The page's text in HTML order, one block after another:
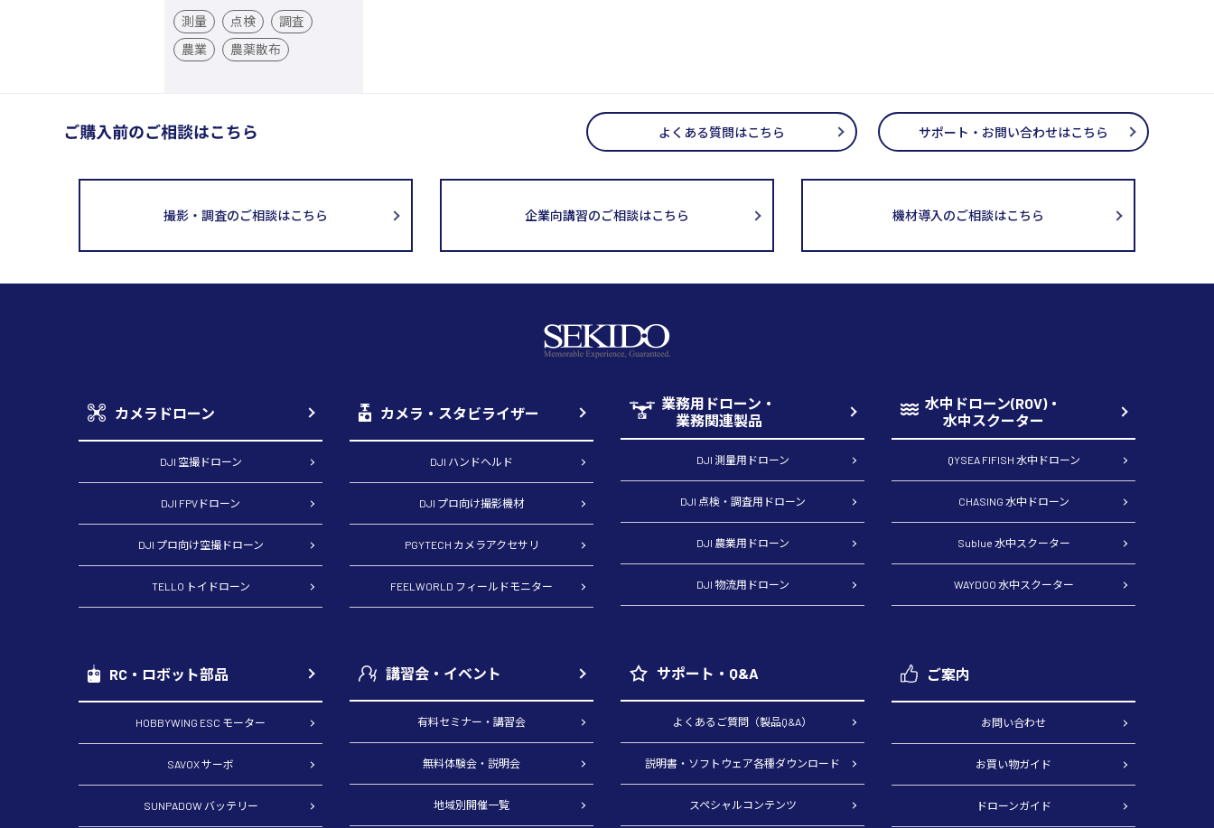
測量 点検
調査
農業
農薬散布
よくある質問はこちら サポート・お問い合わせはこちら
撮影・調査のご相談はこちら 企業向講習のご相談はこちら 機材導入のご相談はこちら
カメラドローン
DJI 空撮ドローン
DJI FPVドローン
DJI プロ向け空撮ドローン
TELLO トイドローン
カメラ・スタビライザー
DJI ハンドヘルド
DJI プロ向け撮影機材
PGYTECH カメラアクセサリ
FEELWORLD フィールドモニター
業務用ドローン・
業務関連製品
DJI 測量用ドローン
DJI 点検・調査用ドローン
DJI 農業用ドローン
DJI 物流用ドローン
水中ドローン(ROV)・
水中スクーター
QYSEA FIFISH 水中ドローン
CHASING 水中ドローン
Sublue 水中スクーター
WAYDOO 水中スクーター
RC・ロボット部品
HOBBYWING ESC モーター
SAVOX サーボ
SUNPADOW バッテリー
講習会・イベント
有料セミナー・講習会
無料体験会・説明会
地域別開催一覧
サポート・Q&A
よくあるご質問（製品Q&A）
説明書・ソフトウェア各種ダウンロード
スペシャルコンテンツ
ご案内
お問い合わせ
お買い物ガイド
ドローンガイド